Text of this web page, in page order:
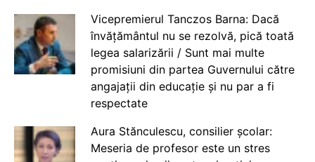
Vicepremierul Tanczos Barna: Dacă
învățământul nu se rezolvă, pică toată
legea salarizării / Sunt mai multe
promisiuni din partea Guvernului către
angajații din educație și nu par a fi
respectate
Aura Stănculescu, consilier școlar:
Meseria de profesor este un stres